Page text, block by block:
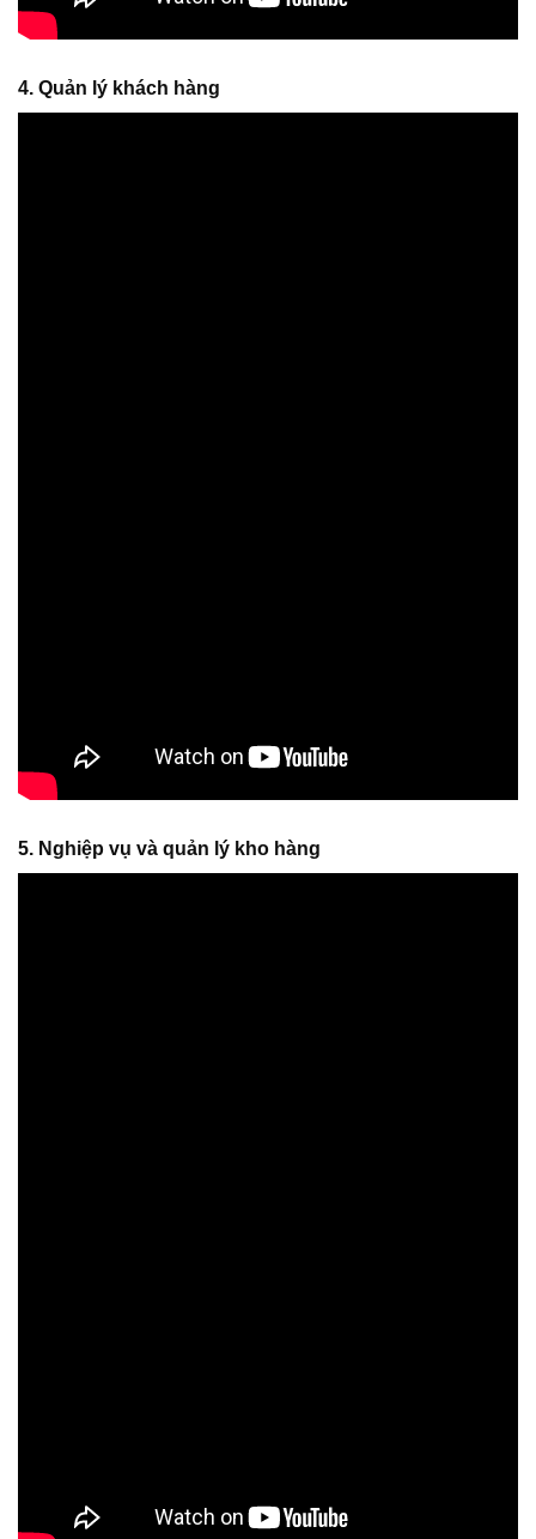
4. Quản lý khách hàng
5. Nghiệp vụ và quản lý kho hàng